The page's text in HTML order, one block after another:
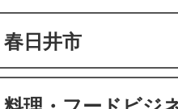
駅・路線か
春日井市